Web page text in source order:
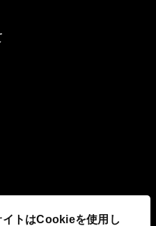
イトはCookieを使用し